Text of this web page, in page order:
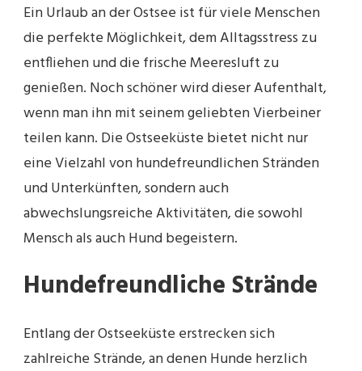
Ein Urlaub an der Ostsee ist für viele Menschen
die perfekte Möglichkeit, dem Alltagsstress zu
entfliehen und die frische Meeresluft zu
genießen. Noch schöner wird dieser Aufenthalt,
wenn man ihn mit seinem geliebten Vierbeiner
teilen kann. Die Ostseeküste bietet nicht nur
eine Vielzahl von hundefreundlichen Stränden
und Unterkünften, sondern auch
abwechslungsreiche Aktivitäten, die sowohl
Mensch als auch Hund begeistern.
Hundefreundliche Strände
Entlang der Ostseeküste erstrecken sich
zahlreiche Strände, an denen Hunde herzlich